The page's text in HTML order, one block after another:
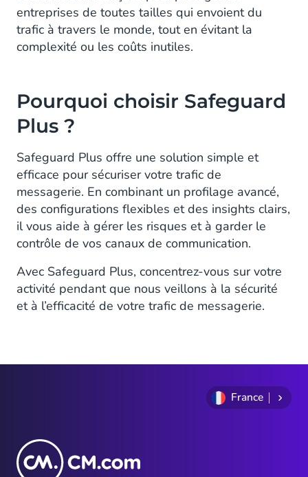
entreprises de toutes tailles qui envoient du
trafic à travers le monde, tout en évitant la
complexité ou les coûts inutiles.
Pourquoi choisir Safeguard
Plus ?
Safeguard Plus offre une solution simple et
efficace pour sécuriser votre trafic de
messagerie. En combinant un profilage avancé,
des configurations flexibles et des insights clairs,
il vous aide à gérer les risques et à garder le
contrôle de vos canaux de communication.
Avec Safeguard Plus, concentrez-vous sur votre
activité pendant que nous veillons à la sécurité
et à l’efficacité de votre trafic de messagerie.
France